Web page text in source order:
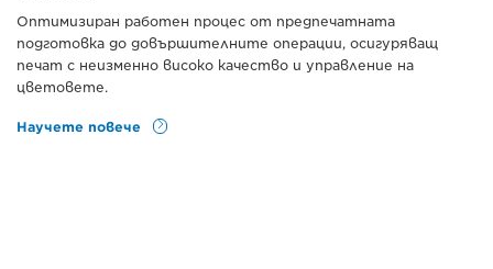
Оптимизиран работен процес от предпечатната
подготовка до довършителните операции, осигуряващ
печат с неизменно високо качество и управление на
цветовете.
Научете повече